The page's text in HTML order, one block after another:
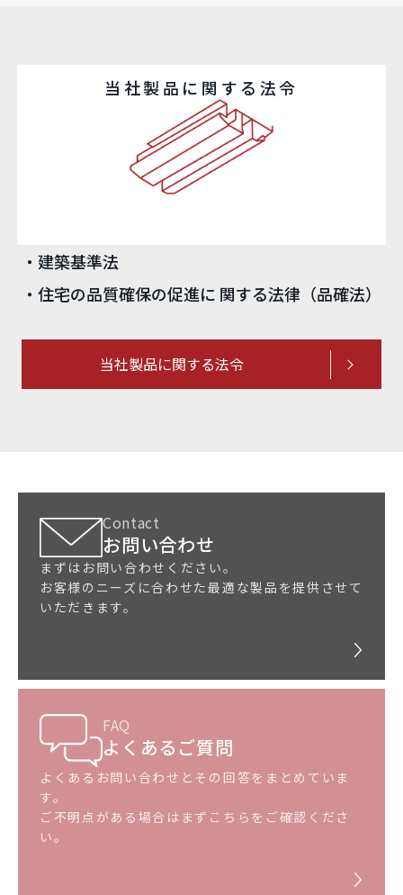
当社製品に関する法令
・建築基準法
・住宅の品質確保の促進に 関する法律（品確法）
当社製品に関する法令
Contact
お問い合わせ
まずはお問い合わせください。
お客様のニーズに合わせた最適な製品を提供させて
いただきます。
FAQ
よくあるご質問
よくあるお問い合わせとその回答をまとめていま
す。
ご不明点がある場合はまずこちらをご確認くださ
い。